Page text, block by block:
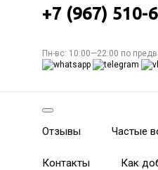
+7 (967) 510-
Пн-вс: 10:00—22:00 по
Отзывы Частые
Контакты Как